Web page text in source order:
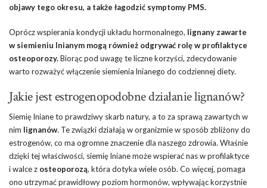
objawy tego okresu, a także łagodzić symptomy PMS.
Oprócz wspierania kondycji układu hormonalnego, lignany zawarte
w siemieniu lnianym mogą również odgrywać rolę w profilaktyce
osteoporozy.Biorąc pod uwagę te liczne korzyści, zdecydowanie
warto rozważyć włączenie siemienia lnianego do codziennej diety.
Jakie jest estrogenopodobne działanie lignanów?
Siemię lniane to prawdziwy skarb natury, a to za sprawą zawartych w
nim lignanów. Te związki działają w organizmie w sposób zbliżony do
estrogenów, co ma ogromne znaczenie dla naszego zdrowia. Właśnie
dzięki tej właściwości, siemię lniane może wspierać nas w profilaktyce
i walce z osteoporozą, która dotyka wiele osób. Co więcej, pomaga
ono utrzymać prawidłowy poziom hormonów, wpływając korzystnie